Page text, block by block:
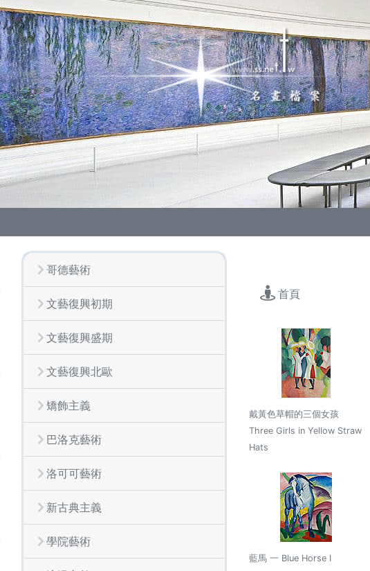
哥德藝術
文藝復興初期
文藝復興盛期
文藝復興北歐
矯飾主義
巴洛克藝術
洛可可藝術
新古典主義
學院藝術
首頁
戴黃色草帽的三個女孩
Three Girls in Yellow Straw
Hats
藍馬 一 Blue Horse I